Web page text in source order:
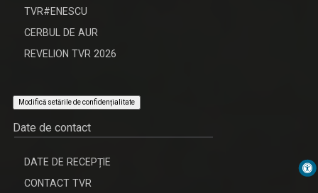
TVR#ENESCU
CERBUL DE AUR
REVELION TVR 2026
Modifică setările de confidențialitate
Date de contact
DATE DE RECEPȚIE
CONTACT TVR